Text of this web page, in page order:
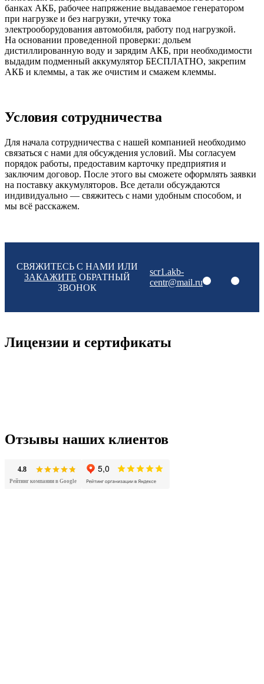
банках АКБ, рабочее напряжение выдаваемое генератором
при нагрузке и без нагрузки, утечку тока
электрооборудования автомобиля, работу под нагрузкой.
На основании проведенной проверки: дольем
дистиллированную воду и зарядим АКБ, при необходимости
выдадим подменный аккумулятор БЕСПЛАТНО, закрепим
АКБ и клеммы, а так же очистим и смажем клеммы.
Условия сотрудничества
Для начала сотрудничества с нашей компанией необходимо
связаться с нами для обсуждения условий. Мы согласуем
порядок работы, предоставим карточку предприятия и
заключим договор. После этого вы сможете оформлять заявки
на поставку аккумуляторов. Все детали обсуждаются
индивидуально — свяжитесь с нами удобным способом, и
мы всё расскажем.
СВЯЖИТЕСЬ С НАМИ ИЛИ
ЗАКАЖИТЕ ОБРАТНЫЙ
ЗВОНОК
scr1.akb-
centr@mail.ru
Лицензии и сертификаты
Отзывы наших клиентов
4.8
Рейтинг компании в Google